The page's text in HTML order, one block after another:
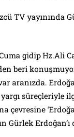
TV yayınında
gidip Hz.Ali
beri
aranızda.
süreçleriyle
çevresine
Gürlek